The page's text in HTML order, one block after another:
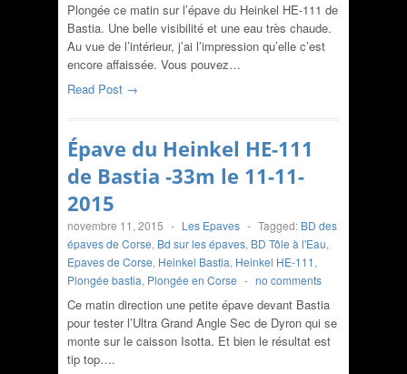
Plongée ce matin sur l’épave du Heinkel HE-111 de
Bastia. Une belle visibilité et une eau très chaude.
Au vue de l’intérieur, j’ai l’impression qu’elle c’est
encore affaissée. Vous pouvez…
Read Post →
Épave du Heinkel HE-111
de Bastia -33m le 11-11-
2015
novembre 11, 2015 - Les Epaves - Tagged: BD des
épaves de Corse, Bd sur les épaves, BD Tôle à l'Eau,
Epaves de Corse, Heinkel Bastia, Heinkel HE-111,
Plongée bastia, Plongée en Corse - no comments
Ce matin direction une petite épave devant Bastia
pour tester l’Ultra Grand Angle Sec de Dyron qui se
monte sur le caisson Isotta. Et bien le résultat est
tip top….